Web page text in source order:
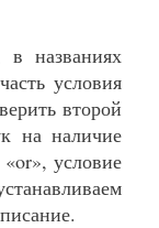
названиях
условия
второй
на наличие
условие